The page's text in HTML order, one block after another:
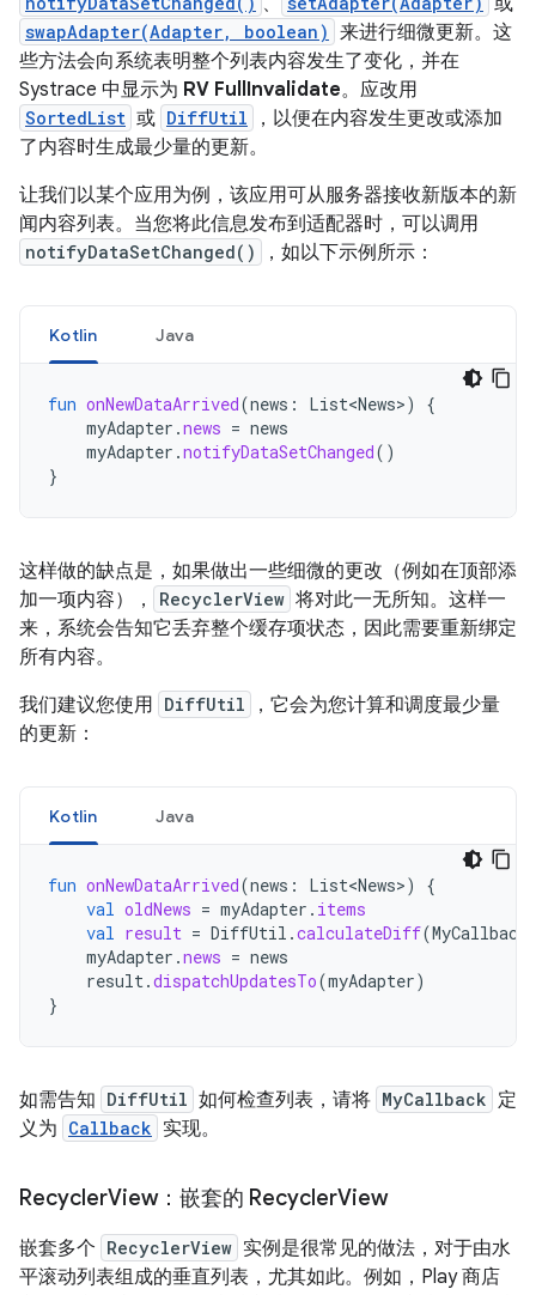
swapAdapter(Adapter, boolean) 来进行细微更新。这
些方法会向系统表明整个列表内容发生了变化，并在
Systrace 中显示为 RV FullInvalidate。应改用
SortedList 或 DiffUtil
，以便在内容发生更改或添加
了内容时生成最少量的更新。
让我们以某个应用为例，该应用可从服务器接收新版本的新
闻内容列表。当您将此信息发布到适配器时，可以调用
notifyDataSetChanged() ，如以下示例所示：
Kotlin Java
fun onNewDataArrived(news : List<News>)
{
myAdapter .news = news
myAdapter .notifyDataSetChanged()
}
这样做的缺点是，如果做出一些细微的更改（例如在顶部添
加一项内容），
RecyclerView 将对此一无所知。这样一
来，系统会告知它丢弃整个缓存项状态，因此需要重新绑定
所有内容。
我们建议您使用 DiffUtil
，它会为您计算和调度最少量
的更新：
Kotlin Java
fun onNewDataArrived(news : List<News>)
{
val oldNews = myAdapter . items
val result = DiffUtil .calculateDiff(MyCallback
myAdapter .news = news
result .dispatchUpdatesTo(myAdapter)
}
如需告知 DiffUtil 如何检查列表，请将 MyCallback 定
义为 Callback 实现。
RecyclerView：嵌套的 RecyclerView
嵌套多个 RecyclerView 实例是很常见的做法，对于由水
平滚动列表组成的垂直列表，尤其如此。例如，Play 商店